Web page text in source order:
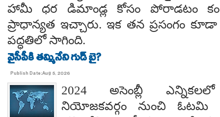
హామీ ధర డిమాండ్ల కోసం పోరాడటం
ప్రాధాన్యత ఇచ్చారు. ఇక తన ప్రసంగం కూడా
పద్ధతిలో సాగింది.
వైసీపీకి తమ్మినేని గుడ్ బై?
Publish Date:Aug 5, 2026
2024 అసెంబ్లీ
నియోజకవర్గం నుంచి ఓటమి